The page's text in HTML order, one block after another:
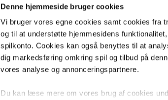
Denne hjemmeside bruger cookies
Vi bruger vores egne cookies samt cookies fra
og til at understøtte hjemmesidens
spilkonto. Cookies kan også benyttes til at
dig markedsføring omkring spil og tilbud på
vores analyse og annonceringspartnere.
Du kan læse mere om vores brug af cookies